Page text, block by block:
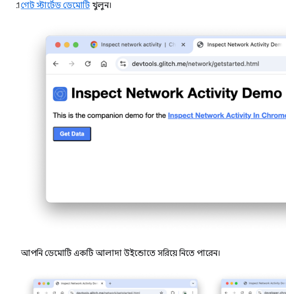
গেট স্টার্টেড ডেমোটিখুলুন।
আপনি ডেমোটি একটি আলাদা উইন্ডোতে সরিয়ে নিতে পারেন।